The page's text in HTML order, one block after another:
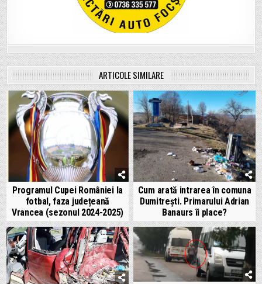
ARTICOLE SIMILARE
Programul Cupei României la
fotbal, faza județeană
Vrancea (sezonul 2024-2025)
Cum arată intrarea în comuna
Dumitrești. Primarului Adrian
Banaurs îi place?